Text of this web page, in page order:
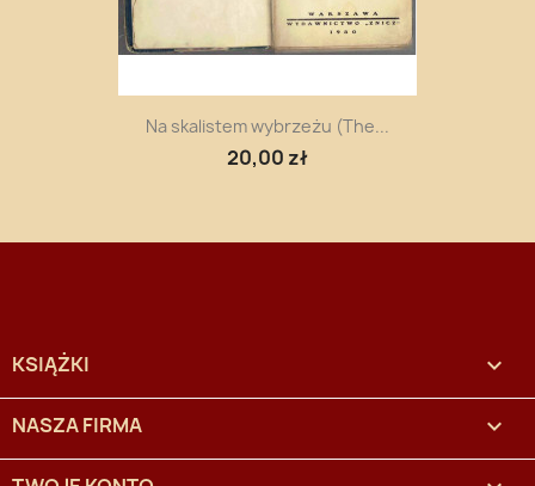
Na skalistem wybrzeżu (The...
20,00 zł
KSIĄŻKI 
NASZA FIRMA 